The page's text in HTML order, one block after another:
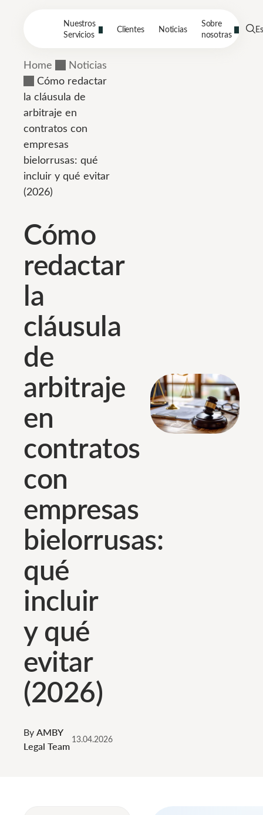
Nuestros
Servicios
Clientes Noticias
Sobre
nosotras
Es
Home
Noticias
Cómo redactar
la cláusula de
arbitraje en
contratos con
empresas
bielorrusas: qué
incluir y qué evitar
(2026)
Cómo
redactar
la
cláusula
de
arbitraje
en
contratos
con
empresas
bielorrusas:
qué
incluir
y qué
evitar
(2026)
ByAMBY
Legal Team
13.04.2026